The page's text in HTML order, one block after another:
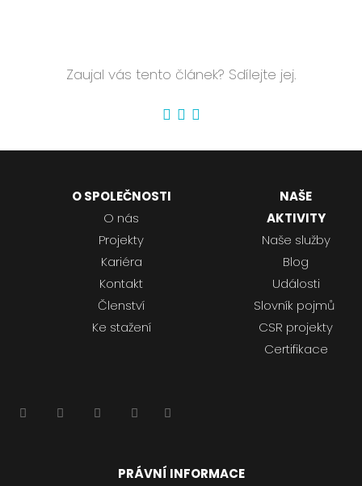
Zaujal vás tento článek? Sdílejte jej.
O SPOLEČNOSTI
O nás
Projekty
Kariéra
Kontakt
Členství
Ke stažení
NAŠE
AKTIVITY
Naše služby
Blog
Události
Slovník pojmů
CSR projekty
Certifikace
PRÁVNÍ INFORMACE